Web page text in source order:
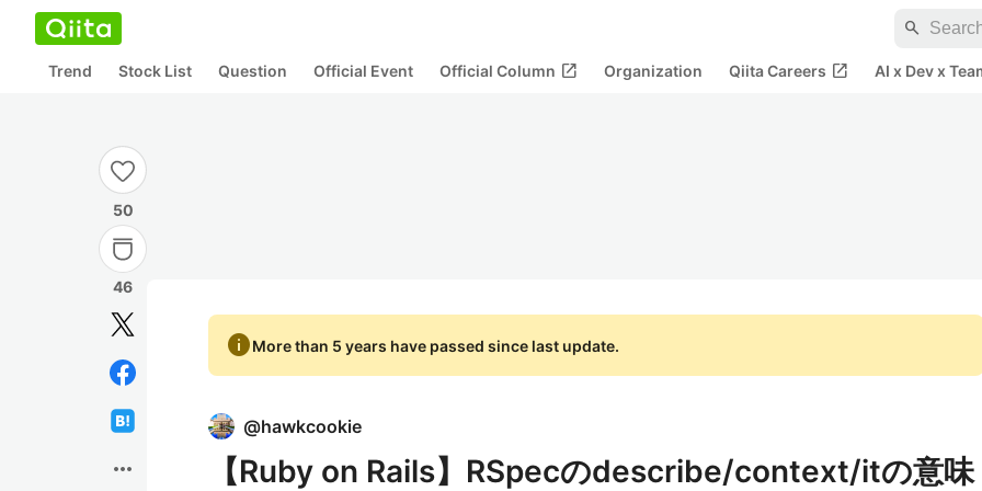
search
Trend Stock List Question Official Event Official Column open_in_new Organization Qiita Careers open_in_new AI x Dev x
50
46
more_horiz
infoMore than 5 years have passed since last update.
@hawkcookie
【Ruby on Rails】RSpecのdescribe/context/itの意味